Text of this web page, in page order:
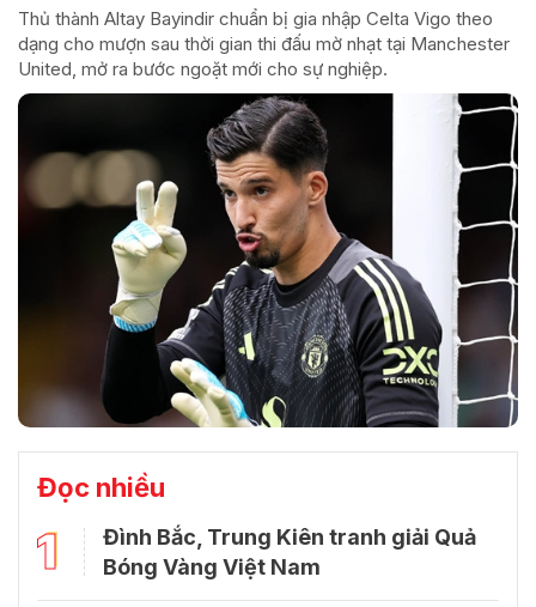
Thủ thành Altay Bayindir chuẩn bị gia nhập Celta Vigo theo
dạng cho mượn sau thời gian thi đấu mờ nhạt tại Manchester
United, mở ra bước ngoặt mới cho sự nghiệp.
Đọc nhiều
1
Đình Bắc, Trung Kiên tranh giải Quả
Bóng Vàng Việt Nam